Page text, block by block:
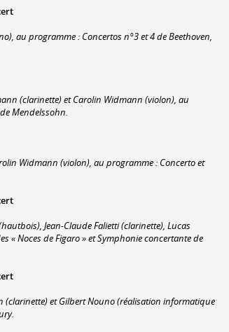
au programme : Concertos n°3 et 4 de Beethoven,
(clarinette) et Carolin Widmann (violon), au
Mendelssohn.
Widmann (violon), au programme : Concerto et
Jean-Claude Falietti (clarinette), Lucas
« Noces de Figaro » et Symphonie concertante de
(clarinette) et Gilbert Nouno (réalisation informatique